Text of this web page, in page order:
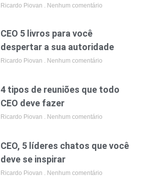
Ricardo Piovan Nenhum comentário
CEO 5 livros para você
despertar a sua autoridade
Ricardo Piovan Nenhum comentário
4 tipos de reuniões que todo
CEO deve fazer
Ricardo Piovan Nenhum comentário
CEO, 5 líderes chatos que você
deve se inspirar
Ricardo Piovan Nenhum comentário